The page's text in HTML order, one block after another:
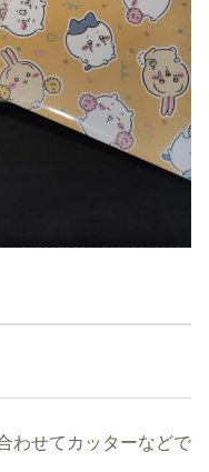
わせてカッターなどで